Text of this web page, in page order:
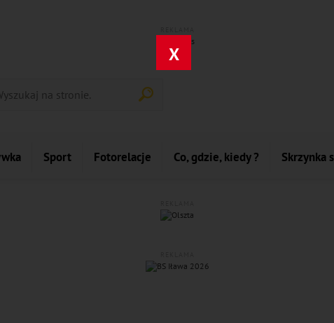
X
Sport Fotorelacje Co, gdzie, kiedy ? Skrzynka